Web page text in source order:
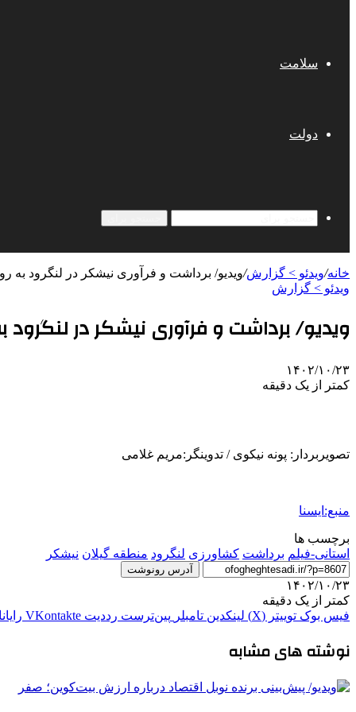
سلامت
دولت
خانه/ویدئو > گزارش/ویدیو/ برداشت و فرآوری نیشکر در لنگرود به
ویدئو > گزارش
ویدیو/ برداشت و فرآوری نیشکر در
۱۴۰۲/۱۰/۲۳
کمتر از یک دقیقه
تصویربردار: پونه نیکوی / تدوینگر:مریم غلامی
منبع:ایسنا
برچسب ها
استانی-فیلم برداشت کشاورزی لنگرود منطقه گیلان نیشکر
آدرس رونوشت
۱۴۰۲/۱۰/۲۳
کمتر از یک دقیقه
فیس بوک توییتر (X) لینکدین ‫تامبلر ‫پین‌ترست ‫رددیت ‫VKontakte
نوشته های مشابه